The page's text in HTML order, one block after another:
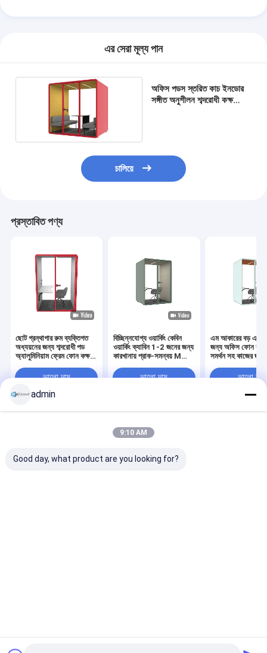
এর সেরা মূল্য পান
অফিস পডস স্তরিত কাচ ইনডোর
সঙ্গীত অনুশীলন শব্দরোধী কক্ষ
চালিয়ে
প্রস্তাবিত পণ্য
ছোট গ্রন্থাগার রুম ব্যক্তিগত
অধ্যয়নের জন্য শব্দরোধী পড
অ্যালুমিনিয়াম ফ্রেম ফোন কক্ষ
ভালো দাম
বিচ্ছিন্নযোগ্য ওয়ার্কিং কেবিন
ওয়ার্কিং ক্যাবিন 1-2 জনের জন্য
কারখানায় প্রাক-সমন্বয় M
ভালো দাম
এম আকারের বড় একক
জন্য অফিস ফোন বুথ
সমর্থন সহ কাজের
স্টাডি পডস ভালো দাম
সাইট ম্যাপ
গোপনীয়তা নীতি
Building Materials Co., Ltd. All Rights Reserved.
admin
9:10 AM
Good day, what product are you looking for?